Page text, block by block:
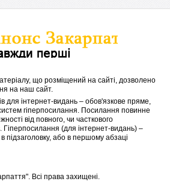
що розміщений на сайті, дозволено
на наш сайт.
для інтернет-видань – обов'язкове пряме,
гіперпосилання. Посилання повинне
від повного, чи часткового
Гіперпосилання (для інтернет-видань) –
підзаголовку, або в першому абзаці
Всі права захищені.